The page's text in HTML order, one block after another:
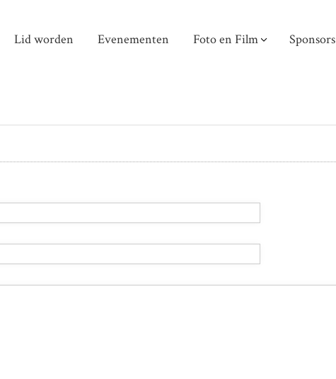
Lid worden Evenementen Foto en Film Sponsors